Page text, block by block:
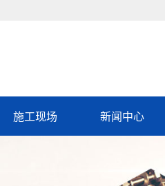
施工现场 新闻中心